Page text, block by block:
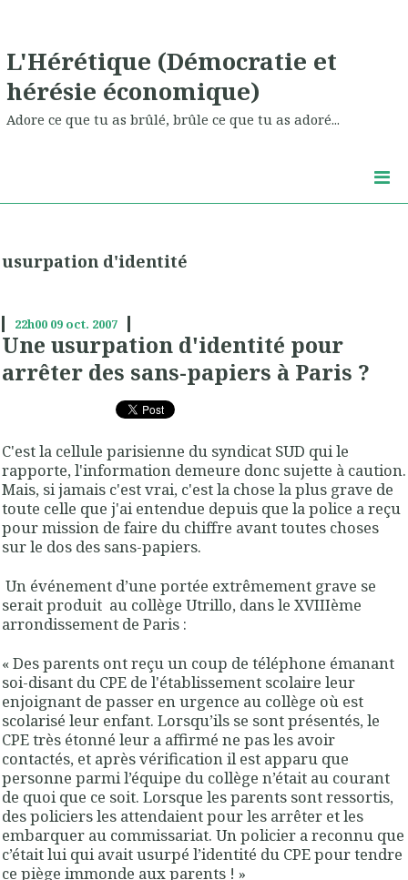
L'Hérétique (Démocratie et
hérésie économique)
Adore ce que tu as brûlé, brûle ce que tu as adoré...
usurpation d'identité
22h00 09 oct. 2007
Une usurpation d'identité pour
arrêter des sans-papiers à Paris ?
C'est la cellule parisienne du syndicat SUD qui le
rapporte, l'information demeure donc sujette à caution.
Mais, si jamais c'est vrai, c'est la chose la plus grave de
toute celle que j'ai entendue depuis que la police a reçu
pour mission de faire du chiffre avant toutes choses
sur le dos des sans-papiers.
Un événement d’une portée extrêmement grave se
serait produit au collège Utrillo, dans le XVIIIème
arrondissement de Paris :
« Des parents ont reçu un coup de téléphone émanant
soi-disant du CPE de l'établissement scolaire leur
enjoignant de passer en urgence au collège où est
scolarisé leur enfant. Lorsqu’ils se sont présentés, le
CPE très étonné leur a affirmé ne pas les avoir
contactés, et après vérification il est apparu que
personne parmi l’équipe du collège n’était au courant
de quoi que ce soit. Lorsque lesparents sontressortis,
despoliciers les attendaient pour les arrêter et les
embarquer au commissariat. Unpolicier a reconnu que
c’était lui qui avait usurpé l’identité du CPEpour tendre
ce piège immonde aux parents ! »